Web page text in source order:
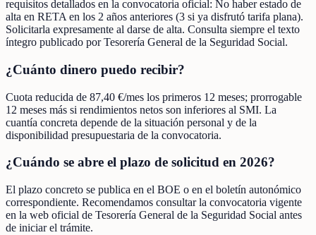
requisitos detallados en la convocatoria oficial: No haber estado de
alta en RETA en los 2 años anteriores (3 si ya disfrutó tarifa plana).
Solicitarla expresamente al darse de alta. Consulta siempre el texto
íntegro publicado por Tesorería General de la Seguridad Social.
¿Cuánto dinero puedo recibir?
Cuota reducida de 87,40 €/mes los primeros 12 meses; prorrogable
12 meses más si rendimientos netos son inferiores al SMI. La
cuantía concreta depende de la situación personal y de la
disponibilidad presupuestaria de la convocatoria.
¿Cuándo se abre el plazo de solicitud en 2026?
El plazo concreto se publica en el BOE o en el boletín autonómico
correspondiente. Recomendamos consultar la convocatoria vigente
en la web oficial de Tesorería General de la Seguridad Social antes
de iniciar el trámite.